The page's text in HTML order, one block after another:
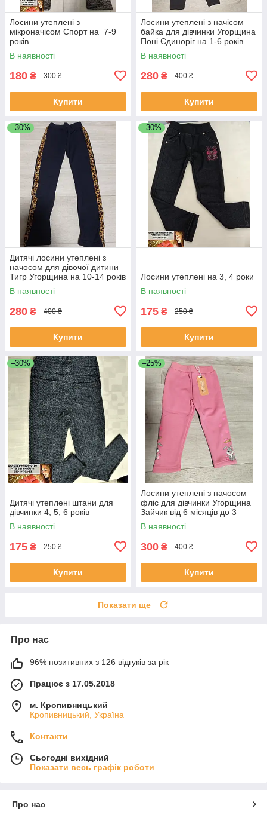
Лосини утеплені з
мікроначісом Спорт на 7-9
років
В наявності
180 ₴ 300 ₴
Купити
Лосини утеплені з начісом
байка для дівчинки Угорщина
Поні Єдиноріг на 1-6 років
чорні
В наявності
280 ₴ 400 ₴
Купити
–30%
Дитячі лосини утеплені з
начосом для дівочої дитини
Тигр Угорщина на 10-14 років
чорні
В наявності
280 ₴ 400 ₴
Купити
–30%
Лосини утеплені на 3, 4 роки
В наявності
175 ₴ 250 ₴
Купити
–30%
Дитячі утеплені штани для
дівчинки 4, 5, 6 років
В наявності
175 ₴ 250 ₴
Купити
–25%
Лосини утеплені з начосом
фліс для дівчинки Угорщина
Зайчик від 6 місяців до 3
років рожеві та темно-сірі
В наявності
300 ₴ 400 ₴
Купити
Показати ще
Про нас
96% позитивних з 126 відгуків за рік
Працює з 17.05.2018
м. Кропивницький
Кропивницький, Україна
Контакти
Сьогодні вихідний
Показати весь графік роботи
Про нас